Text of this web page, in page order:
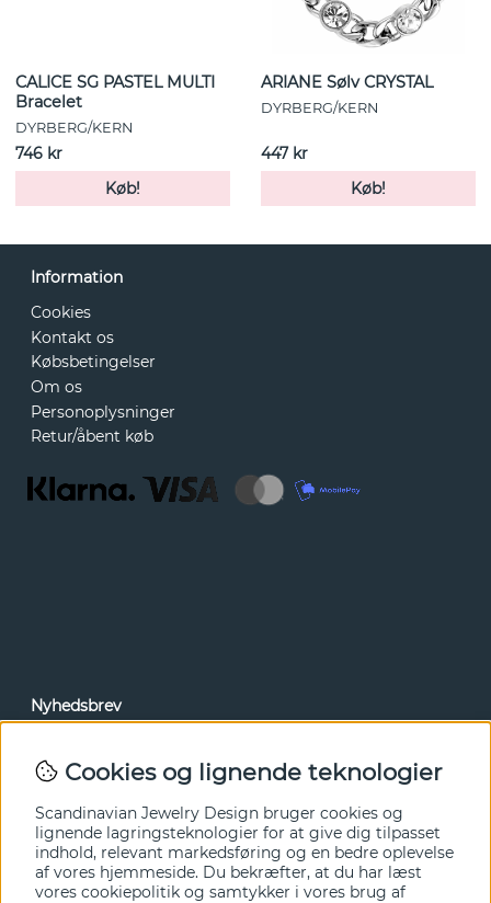
CALICE SG PASTEL MULTI
Bracelet
DYRBERG/KERN
746 kr
Køb!
ARIANE Sølv CRYSTAL
DYRBERG/KERN
447 kr
Køb!
Information
Cookies
Kontakt os
Købsbetingelser
Om os
Personoplysninger
Retur/åbent køb
Nyhedsbrev
tilbud før alle andre. Tilmeld dig herunder.
Ja tak!
Cookies og lignende teknologier
Scandinavian Jewelry Design bruger cookies og
lignende lagringsteknologier for at give dig tilpasset
indhold, relevant markedsføring og en bedre oplevelse
af vores hjemmeside. Du bekræfter, at du har læst
vores cookiepolitik og samtykker i vores brug af